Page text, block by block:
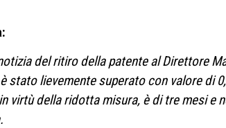
del ritiro della patente al Direttore
stato lievemente superato con valore di
virtù della ridotta misura, è di tre mesi e